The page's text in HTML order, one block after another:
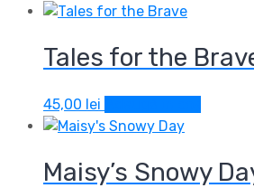
Tales for the
45,00 lei
Maisy’s Snowy